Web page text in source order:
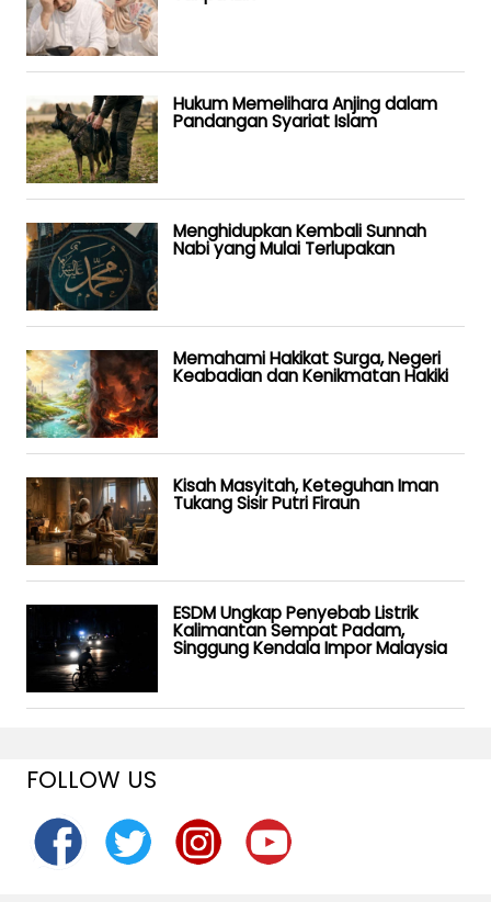
Hukum Memelihara Anjing dalam
Pandangan Syariat Islam
Menghidupkan Kembali Sunnah
Nabi yang Mulai Terlupakan
Memahami Hakikat Surga, Negeri
Keabadian dan Kenikmatan Hakiki
Kisah Masyitah, Keteguhan Iman
Tukang Sisir Putri Firaun
ESDM Ungkap Penyebab Listrik
Kalimantan Sempat Padam,
Singgung Kendala Impor Malaysia
FOLLOW US